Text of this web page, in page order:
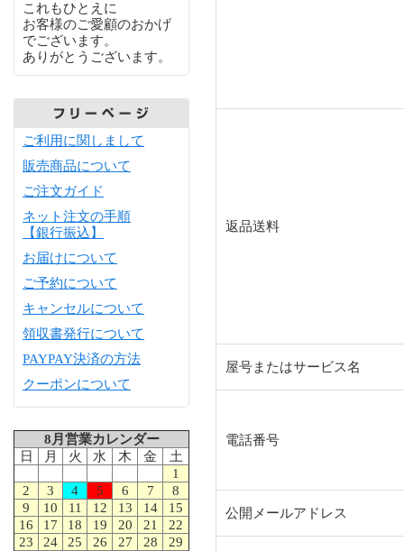
これもひとえに
お客様のご愛顧のおかげ
でございます。
ありがとうございます。
ご利用に関しまして
販売商品について
ご注文ガイド
ネット注文の手順
【銀行振込】
お届けについて
ご予約について
キャンセルについて
領収書発行について
PAYPAY決済の方法
クーポンについて
8月営業カレンダー
日
月 火 水 木 金
土
1
2
3 4 5 6 7
8
9
10 11 12 13 14
15
16
17 18 19 20 21
22
23
24 25 26 27 28
29
返品送料
屋号またはサービス名
電話番号
公開メールアドレス